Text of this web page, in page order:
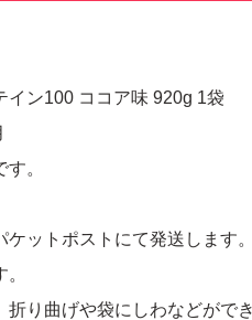
ン100 ココア味 920g 1袋
。
ットポストにて発送します。
折り曲げや袋にしわなどがで